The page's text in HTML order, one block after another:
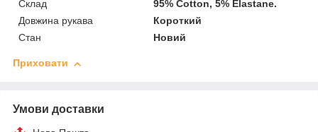
Склад
95% Cotton, 5% Elastane.
Довжина рукава
Короткий
Стан
Новий
Приховати
Умови доставки